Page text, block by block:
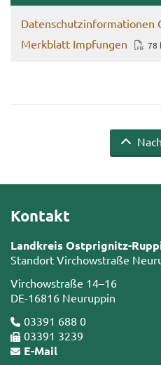
Da­ten­schutz­in­for­ma­tio­nen
Merk­blatt Imp­fun­gen 78
Kontakt
Landkreis Ostprignitz-
Standort Virchowstraße
Virchowstraße 14–16
DE-16816 Neuruppin
03391 688 0
03391 3239
E-Mail